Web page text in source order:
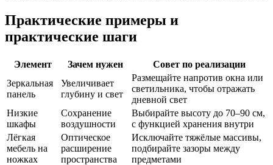
Практические примеры и
практические шаги
Элемент Зачем нужен
Совет по реализации
Зеркальная
панель
Увеличивает
глубину и свет
Размещайте напротив окна или
светильника, чтобы отражать
дневной свет
Низкие
шкафы
Сохранение
воздушности
Выбирайте высоту до 70–90 см,
с функцией хранения внутри
Лёгкая
мебель на
ножках
Оптическое
расширение
пространства
Исключайте тяжёлые массивы,
подбирайте зазоры между
предметами